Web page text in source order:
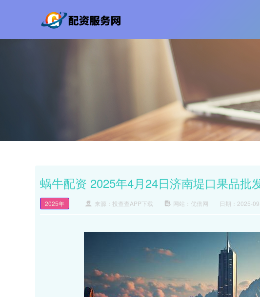
蜗牛配资 2025年4月24日济南堤口果品批
2025年 来源：投查查APP下载 网站：优倍网 日期：2025-